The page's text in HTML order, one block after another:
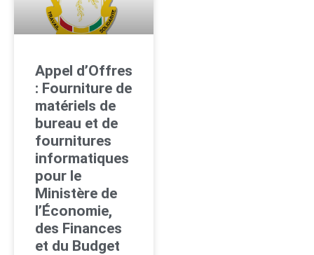
Appel d’Offres
: Fourniture de
matériels de
bureau et de
fournitures
informatiques
pour le
Ministère de
l’Économie,
des Finances
et du Budget